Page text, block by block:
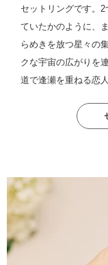
セットリングです。
ていたかのように、
らめきを放つ星々の
クな宇宙の広がりを
道で逢瀬を重ねる恋